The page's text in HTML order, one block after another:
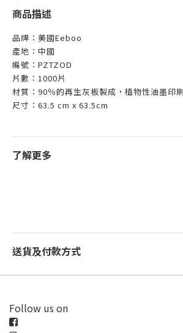
商品描述
品牌：美國Eeboo
產地：中國
編號：PZTZOD
片數：1000片
材質：90％的再生灰板製成，植物性油墨印刷
尺寸：63.5 cm x 63.5cm
了解更多
送貨及付款方式
Follow us on